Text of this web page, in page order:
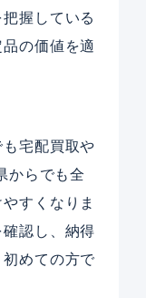
握している
の価値を適
宅配買取や
からでも全
すくなりま
認し、納得
めての方で